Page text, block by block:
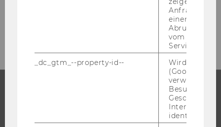
WARUM WU?
Anfrage im
einen Fehler
Abrufen
vom AMP
Service an.
_dc_gtm_--property-id--
Wird von
(Google Tag
verwendet,
Besucher
Geschlecht
Interessen zu
identifizieren.